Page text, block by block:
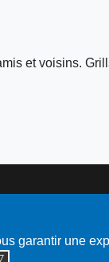
garantir une
et voisins.